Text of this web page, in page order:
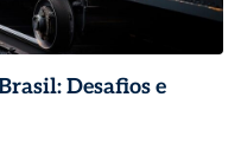
Desafios e